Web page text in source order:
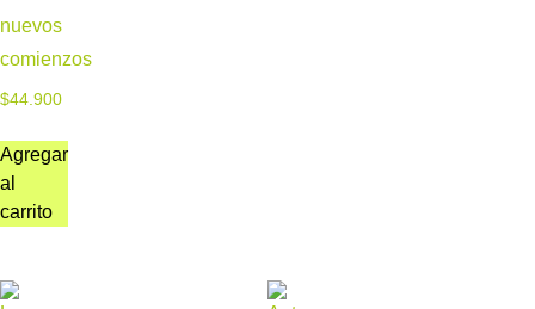
nuevos
comienzos
$44.900
Agregar
al
carrito